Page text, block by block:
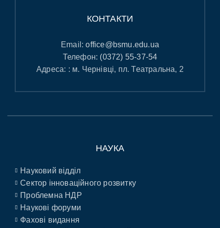
КОНТАКТИ
Email:office@bsmu.edu.ua
Телефон: (0372) 55-37-54
Адреса: : м. Чернівці, пл. Театральна, 2
НАУКА
Науковий відділ
Сектор інноваційного розвитку
Проблемна НДР
Наукові форуми
Фахові видання